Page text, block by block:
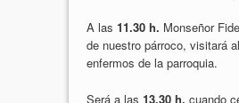
A las 11.30 h. Monseñor
de nuestro párroco, visitará
enfermos de la parroquia.
Será a las 13.30 h. cuando